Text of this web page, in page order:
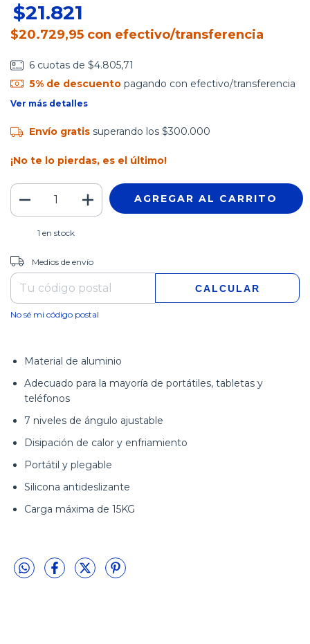
$21.821
$20.729,95 con efectivo/transferencia
6 cuotas de $4.805,71
5% de descuentopagando con efectivo/transferencia
Ver más detalles
Envío gratis superando los $300.000
¡No te lo pierdas, es el último!
1 en stock
Entregas para el CP:
Medios de envío
CALCULAR
No sé mi código postal
Material de aluminio
Adecuado para la mayoría de portátiles, tabletas y
teléfonos
7 niveles de ángulo ajustable
Disipación de calor y enfriamiento
Portátil y plegable
Silicona antideslizante
Carga máxima de 15KG